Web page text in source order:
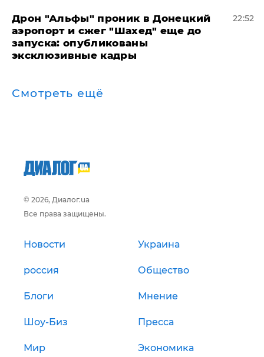
Дрон "Альфы" проник в Донецкий
аэропорт и сжег "Шахед" еще до
запуска: опубликованы
эксклюзивные кадры
22:52
Смотреть ещё
© 2026, Диалог.ua
Все права защищены.
Новости Украина
россия Общество
Блоги Мнение
Шоу-Биз Пресса
Мир Экономика